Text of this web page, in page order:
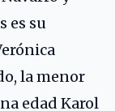
es su
la menor
edad Karol